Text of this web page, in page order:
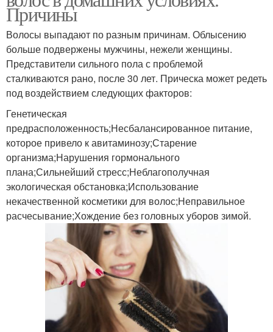
Причины
Волосы выпадают по разным причинам. Облысению
больше подвержены мужчины, нежели женщины.
Представители сильного пола с проблемой
сталкиваются рано, после 30 лет. Прическа может редеть
под воздействием следующих факторов:
Генетическая
предрасположенность;Несбалансированное питание,
которое привело к авитаминозу;Старение
организма;Нарушения гормонального
плана;Сильнейший стресс;Неблагополучная
экологическая обстановка;Использование
некачественной косметики для волос;Неправильное
расчесывание;Хождение без головных уборов зимой.